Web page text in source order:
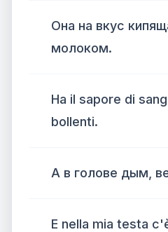
Она на вкус
молоком.
Ha il sapore di
bollenti.
А в голове дым,
E nella mia testa